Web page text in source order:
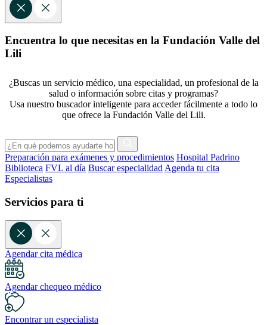
Encuentra lo que necesitas en la Fundación Valle del
Lili
¿Buscas un servicio médico, una especialidad, un profesional de la
salud o información sobre citas y programas?
Usa nuestro buscador inteligente para acceder fácilmente a todo lo
que ofrece la Fundación Valle del Lili.
Preparación para exámenes y procedimientos Hospital Padrino
Biblioteca FVL al día Buscar especialidad Agenda tu cita
Especialistas
Servicios para ti
Agendar cita médica
Agendar chequeo médico
Encontrar un especialista